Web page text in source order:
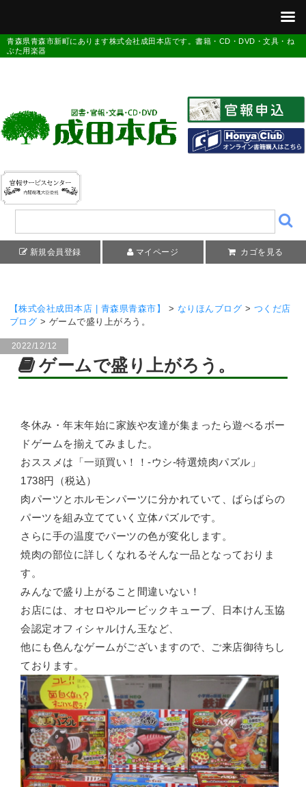
青森県青森市新町にあります株式会社成田本店です。書籍・CD・DVD・文具・ね
ぶた用楽器
新規会員登録 マイページ カゴを見る
【株式会社成田本店 | 青森県青森市】 > なりほんブログ > つくだ店
ブログ > ゲームで盛り上がろう。
2022/12/12
ゲームで盛り上がろう。
冬休み・年末年始に家族や友達が集まったら遊べるボー
ドゲームを揃えてみました。
おススメは「一頭買い！！-ウシ-特選焼肉パズル」
1738円（税込）
肉パーツとホルモンパーツに分かれていて、ばらばらの
パーツを組み立てていく立体パズルです。
さらに手の温度でパーツの色が変化します。
焼肉の部位に詳しくなれるそんな一品となっておりま
す。
みんなで盛り上がること間違いない！
お店には、オセロやルービックキューブ、日本けん玉協
会認定オフィシャルけん玉など、
他にも色んなゲームがございますので、ご来店御待ちし
ております。